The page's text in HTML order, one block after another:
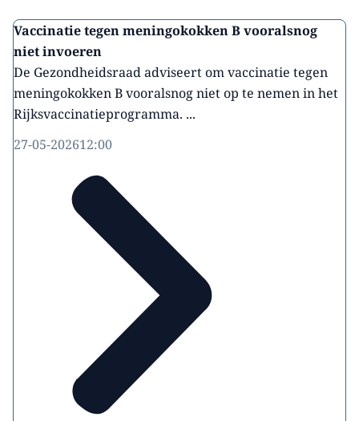
Vaccinatie tegen meningokokken B vooralsnog
niet invoeren
De Gezondheidsraad adviseert om vaccinatie tegen
meningokokken B vooralsnog niet op te nemen in het
Rijksvaccinatieprogramma. ...
27-05-202612:00